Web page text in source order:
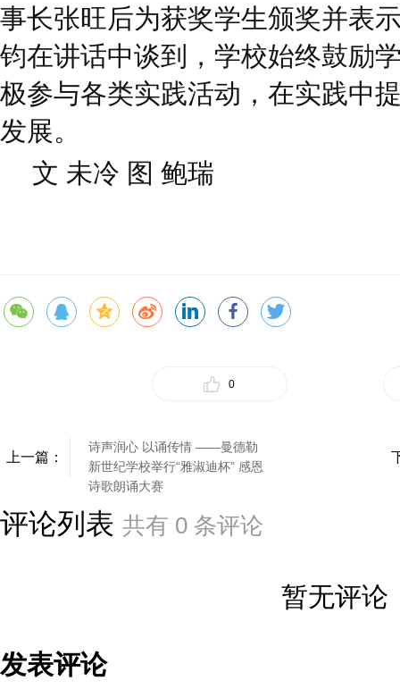
事长张旺后为获奖学生颁奖并表
钧在讲话中谈到，学校始终鼓励
极参与各类实践活动，在实践中
发展。
文 未冷 图 鲍瑞
0
上一篇：
诗声润心 以诵传情 ——曼德勒
新世纪学校举行“雅淑迪杯” 感恩
诗歌朗诵大赛
评论列表 共有 0 条评论
暂无评论
发表评论